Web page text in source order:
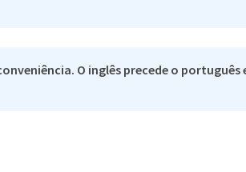
O inglês precede o português